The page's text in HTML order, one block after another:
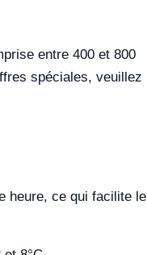
entre 400 et 800
spéciales, veuillez
heure, ce qui facilite le